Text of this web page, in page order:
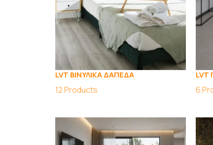
LVT ΒΙΝΥΛΙΚΑ ΔΑΠΕΔΑ
12Products
LVT
6